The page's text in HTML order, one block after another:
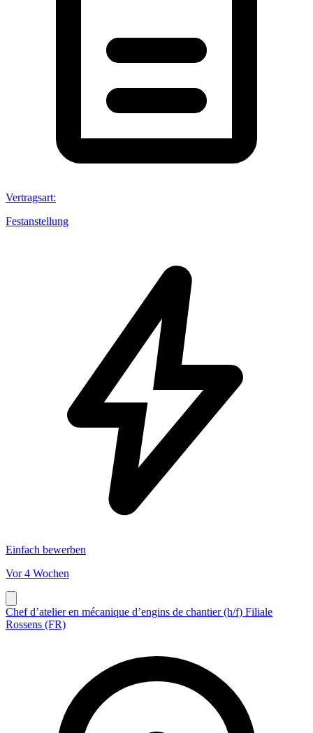
Vertragsart:
Festanstellung
Einfach bewerben
Vor 4 Wochen
Chef d’atelier en mécanique d’engins de chantier (h/f) Filiale
Rossens (FR)